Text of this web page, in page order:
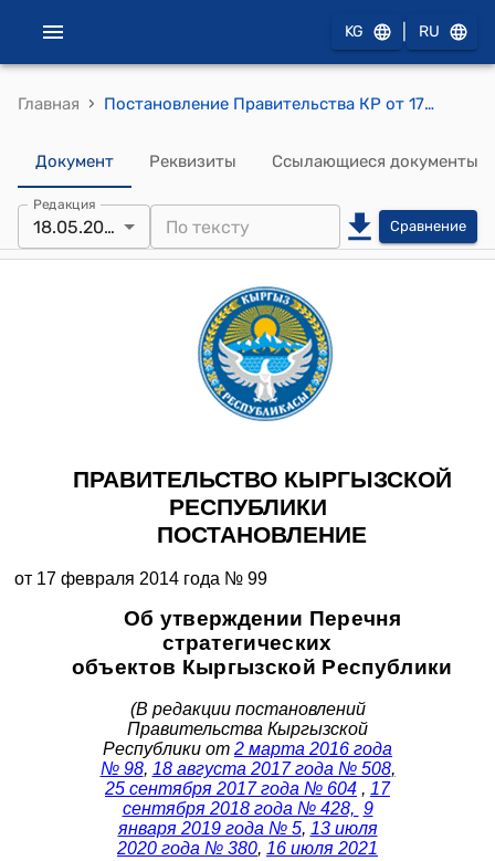
KG RU
Главная › Постановление Правительства КР от 17 февраля 2014 года № 99 "Об утверждении Перечня стратегических объектов Кыргызской Республики"
Документ Реквизиты Ссылающиеся документы
Редакция
18.05.2026 Сравнение